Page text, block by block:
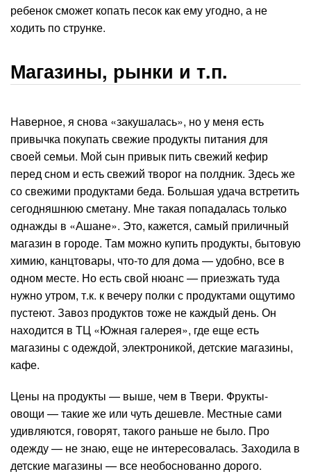
ребенок сможет копать песок как ему угодно, а не
ходить по струнке.
Магазины, рынки и т.п.
Наверное, я снова «закушалась», но у меня есть
привычка покупать свежие продукты питания для
своей семьи. Мой сын привык пить свежий кефир
перед сном и есть свежий творог на полдник. Здесь же
со свежими продуктами беда. Большая удача встретить
сегодняшнюю сметану. Мне такая попадалась только
однажды в «Ашане». Это, кажется, самый приличный
магазин в городе. Там можно купить продукты, бытовую
химию, канцтовары, что-то для дома — удобно, все в
одном месте. Но есть свой нюанс — приезжать туда
нужно утром, т.к. к вечеру полки с продуктами ощутимо
пустеют. Завоз продуктов тоже не каждый день. Он
находится в ТЦ «Южная галерея», где еще есть
магазины с одеждой, электроникой, детские магазины,
кафе.
Цены на продукты — выше, чем в Твери. Фрукты-
овощи — такие же или чуть дешевле. Местные сами
удивляются, говорят, такого раньше не было. Про
одежду — не знаю, еще не интересовалась. Заходила в
детские магазины — все необоснованно дорого.